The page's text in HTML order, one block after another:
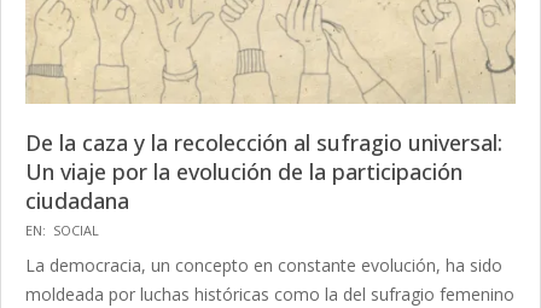
De la caza y la recolección al sufragio universal:
Un viaje por la evolución de la participación
ciudadana
2024-
10-
14
EN: SOCIAL
La democracia, un concepto en constante evolución, ha sido
moldeada por luchas históricas como la del sufragio femenino